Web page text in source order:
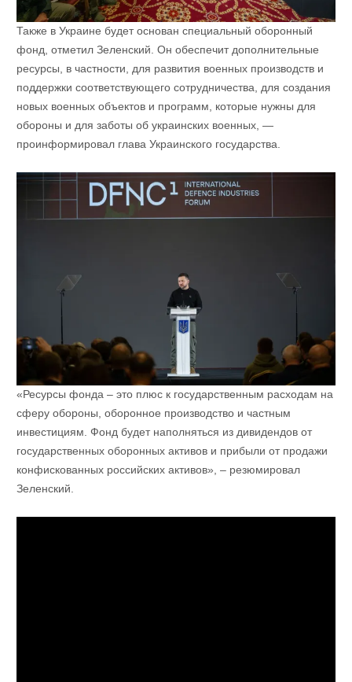
Также в Украине будет основан специальный оборонный
фонд, отметил Зеленский. Он обеспечит дополнительные
ресурсы, в частности, для развития военных производств и
поддержки соответствующего сотрудничества, для создания
новых военных объектов и программ, которые нужны для
обороны и для заботы об украинских военных, —
проинформировал глава Украинского государства.
«Ресурсы фонда – это плюс к государственным расходам на
сферу обороны, оборонное производство и частным
инвестициям. Фонд будет наполняться из дивидендов от
государственных оборонных активов и прибыли от продажи
конфискованных российских активов», – резюмировал
Зеленский.